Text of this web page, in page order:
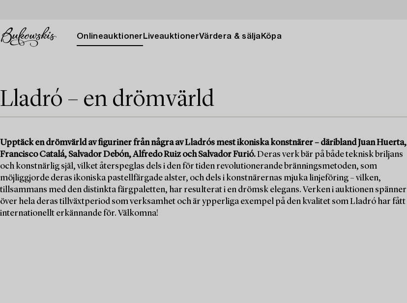
Onlineauktioner LiveauktionerVärdera & sälja Köpa
Lladró – en drömvärld
Upptäck en drömvärld av figuriner från några av Lladrós mest ikoniska konstnärer – däribland Juan Huerta,
Francisco Catalá, Salvador Debón, Alfredo Ruiz och Salvador Furió.Deras verk bär på både teknisk briljans
och konstnärlig själ, vilket återspeglas dels i den för tiden revolutionerande bränningsmetoden, som
möjliggjorde deras ikoniska pastellfärgade alster, och dels i konstnärernas mjuka linjeföring – vilken,
tillsammans med den distinkta färgpaletten, har resulterat i en drömsk elegans. Verken i auktionen spänner
över hela deras tillväxtperiod som verksamhet och är ypperliga exempel på den kvalitet som Lladró har fått
internationellt erkännande för. Välkomna!